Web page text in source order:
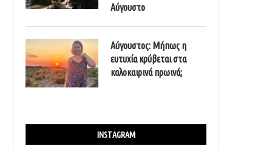
Αύγουστο
Αύγουστος: Μήπως η
ευτυχία κρύβεται στα
καλοκαιρινά πρωινά;
INSTAGRAM